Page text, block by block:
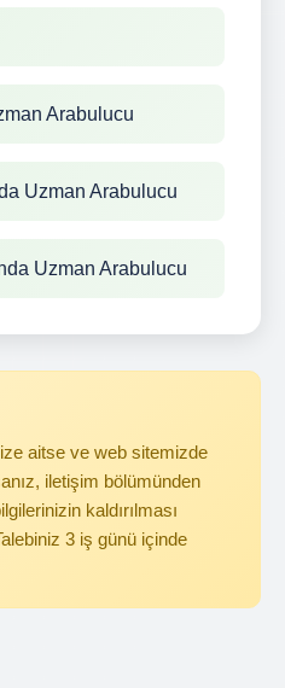
Arabulucu
Uzman Arabulucu
Uzman Arabulucu
aitse ve web sitemizde
iletişim bölümünden
kaldırılması
3 iş günü içinde